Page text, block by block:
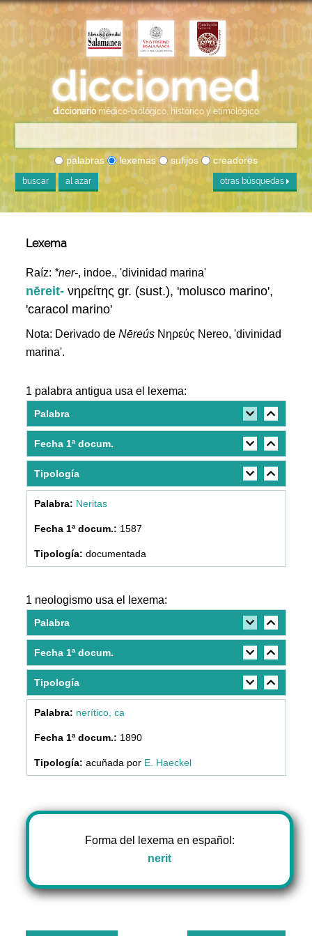
diccionario médico-biológico, histórico y etimológico
palabras lexemas sufijos creadores
buscar al azar otras búsquedas
Lexema
Raíz: *ner-, indoe., 'divinidad marina'
nēreit-νηρείτης gr. (sust.), 'molusco marino',
'caracol marino'
Nota: Derivado deNēreús Νηρεύς Nereo, 'divinidad
marina'.
1 palabra antigua usa el lexema:
Palabra
Fecha 1ª docum.
Tipología
Neritas
1587
documentada
1 neologismo usa el lexema:
Palabra
Fecha 1ª docum.
Tipología
nerítico, ca
1890
acuñada por E. Haeckel
Forma del lexema en español:
nerit